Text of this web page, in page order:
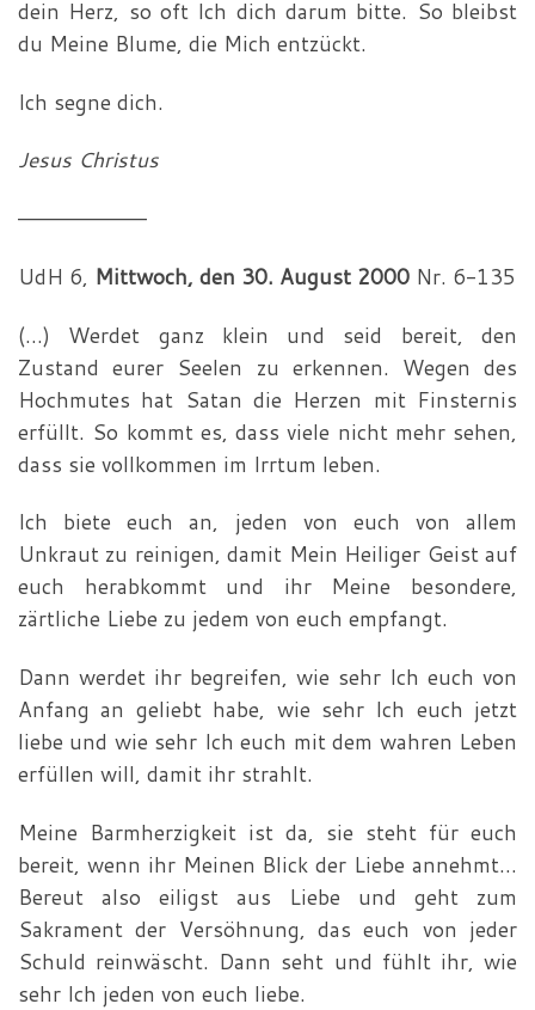
dein Herz, so oft Ich dich darum bitte. So bleibst
du Meine Blume, die Mich ent­zückt.
Ich segne dich.
Jesus Christus
—————————
UdH 6, Mittwoch, den 30. August 2000 Nr. 6-135
(…) Werdet ganz klein und seid bereit, den
Zustand eurer See­len zu erkennen. Wegen des
Hochmutes hat Satan die Herzen mit Finsternis
erfüllt. So kommt es, dass viele nicht mehr sehen,
dass sie vollkommen im Irrtum leben.
Ich biete euch an, jeden von euch von allem
Unkraut zu reinigen, damit Mein Heiliger Geist auf
euch herabkommt und ihr Meine besondere,
zärtliche Liebe zu jedem von euch empfangt.
Dann werdet ihr begreifen, wie sehr Ich euch von
Anfang an geliebt habe, wie sehr Ich euch jetzt
liebe und wie sehr Ich euch mit dem wahren Leben
erfüllen will, damit ihr strahlt.
Meine Barmherzigkeit ist da, sie steht für euch
bereit, wenn ihr Meinen Blick der Liebe annehmt…
Bereut also eiligst aus Liebe und geht zum
Sakrament der Versöhnung, das euch von jeder
Schuld reinwäscht. Dann seht und fühlt ihr, wie
sehr Ich jeden von euch liebe.